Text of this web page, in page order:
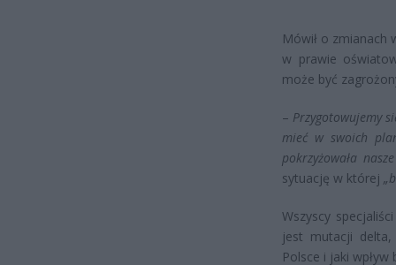
Mówił o zmianach
w prawie
może być
– Przygotowujemy
mieć w swoich
pokrzyżowała
sytuację w której
Wszyscy
jest mutacji
Polsce i jaki